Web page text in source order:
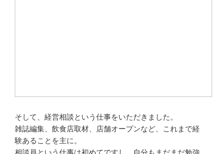
そして、経営相談という仕事をいただきました。
雑誌編集、飲食店取材、店舗オープンなど、これまで経
験あることを主に。